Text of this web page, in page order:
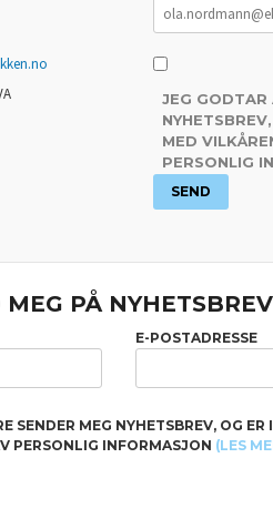
JEG GODTAR
MED
PERSONLIG
SIKKERHET OG PERSONVERN
får en bedre kjøpsopplevelse og vi kan yte
og huske hva du har puttet i
ellerendre innstillinger for cookies.
PÅ NYHETSBREV
E-POSTADRESSE
SENDER MEG NYHETSBREV, OG
PERSONLIG INFORMASJON (LES